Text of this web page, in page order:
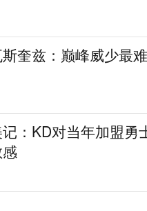
奎兹：巅峰威少最
：KD对当年加盟勇